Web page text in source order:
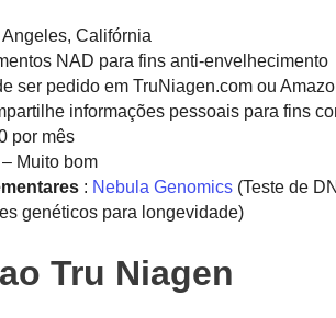
Angeles, Califórnia
NAD para fins anti-envelhecimento
ser pedido em TruNiagen.com ou
informações pessoais para fins
por mês
Muito bom
: Nebula Genomics (Teste de
genéticos para longevidade)
Tru Niagen